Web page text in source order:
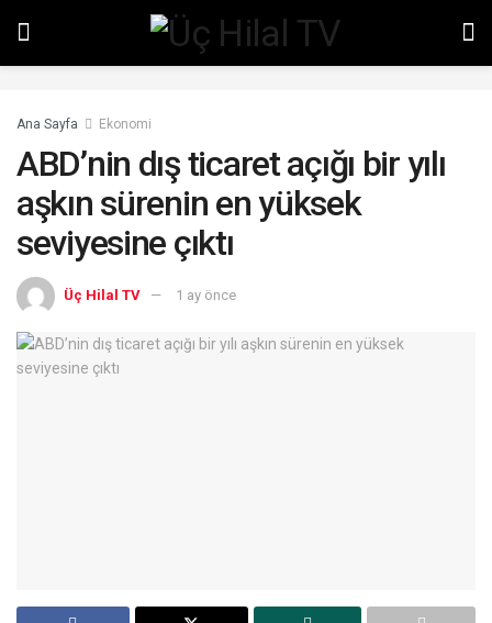
Ana Sayfa Ekonomi
ABD’nin dış ticaret açığı bir yılı
aşkın sürenin en yüksek
seviyesine çıktı
Üç Hilal TV 1 ay önce